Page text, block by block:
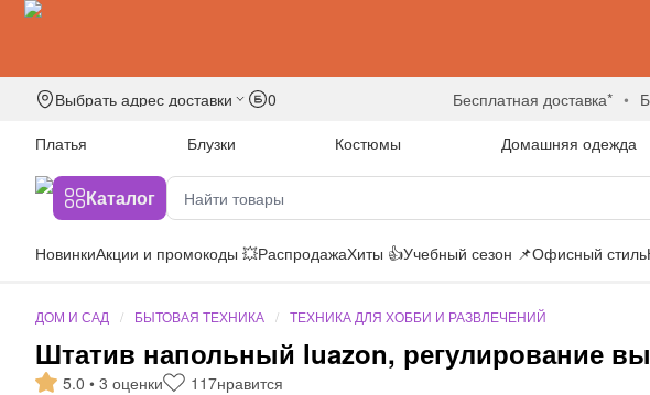
Выбрать адрес доставки 0 бесплатная доставка*
Платья
Блузки Костюмы Домашняя одежда
Каталог
НовинкиАкции и промокоды 💥РаспродажаХиты 👍Учебный сезон 📌Офисный стиль
ДОМ И САД БЫТОВАЯ ТЕХНИКА ТЕХНИКА ДЛЯ ХОББИ И РАЗВЛЕЧЕНИЙ
Штатив напольный luazon, регулирование
5.0 • 3 оценки 117нравится